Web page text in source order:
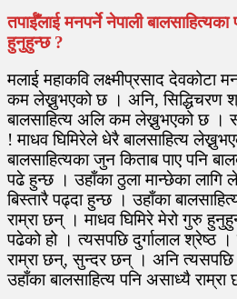
तपाईँलाई मनपर्ने नेपाली
हुनुहुन्छ ?
मलाई महाकवि लक्ष्मीप्रसाद देवकोटा
कम लेख्नुभएको छ । अनि, सिद्धिचरण
बालसाहित्य अलि कम लेख्नुभएको छ ।
! माधव घिमिरेले धेरै बालसाहित्य
बालसाहित्यका जुन किताब पाए पनि
पढे हुन्छ । उहाँका ठुला मान्छेका लागि
बिस्तारै पढ्दा हुन्छ । उहाँका
राम्रा छन् । माधव घिमिरे मेरो गुरु
पढेको हो । त्यसपछि दुर्गालाल श्रेष्ठ
राम्रा छन्, सुन्दर छन् । अनि त्यसपछि
उहाँका बालसाहित्य पनि असाध्यै राम्रा